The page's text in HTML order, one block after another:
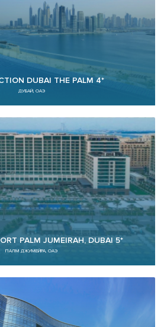
DUBAI THE PALM 4*
ДУБАЙ, ОАЭ
PALM JUMEIRAH, DUBAI 5*
ПАЛМ ДЖУМЕЙРА, ОАЭ